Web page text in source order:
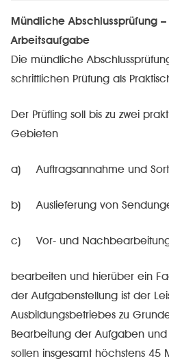
Mündliche Abschlussprüfung –
Arbeitsaufgabe
Die mündliche
schriftlichen Prüfung als
Der Prüfling soll bis zu zwei
Gebieten
a) Auftragsannahme und
b) Auslieferung von
c) Vor- und
bearbeiten und hierüber ein
der Aufgabenstellung ist der
Ausbildungsbetriebes zu
Bearbeitung der Aufgaben
sollen insgesamt höchstens 45